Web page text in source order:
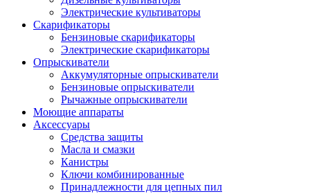
Электрические культиваторы
Скарификаторы
Бензиновые скарификаторы
Электрические скарификаторы
Опрыскиватели
Аккумуляторные опрыскиватели
Бензиновые опрыскиватели
Рычажные опрыскиватели
Моющие аппараты
Аксессуары
Средства защиты
Масла и смазки
Канистры
Ключи комбинированные
Принадлежности для цепных пил